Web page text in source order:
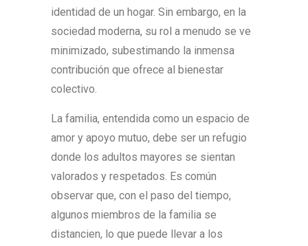
identidad de un hogar. Sin embargo, en la
sociedad moderna, su rol a menudo se ve
minimizado, subestimando la inmensa
contribución que ofrece al bienestar
colectivo.
La familia, entendida como un espacio de
amor y apoyo mutuo, debe ser un refugio
donde los adultos mayores se sientan
valorados y respetados. Es común
observar que, con el paso del tiempo,
algunos miembros de la familia se
distancien, lo que puede llevar a los